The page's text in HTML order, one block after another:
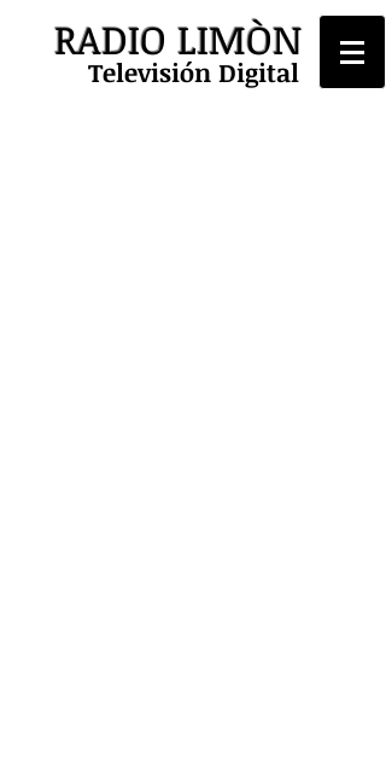
RADIO LIMÒN
Televisión Digital